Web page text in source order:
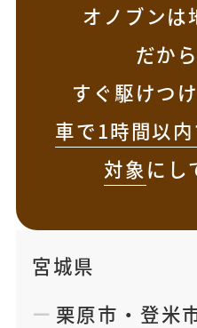
オノブンは
だか
すぐ駆けつ
車で1時間以
対象にし
宮城県
栗原市 ・ 登米